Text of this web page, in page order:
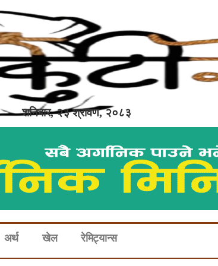
शनिबार, २३ श्रावण, २०८३
अर्थ खेल रेमिट्यान्स